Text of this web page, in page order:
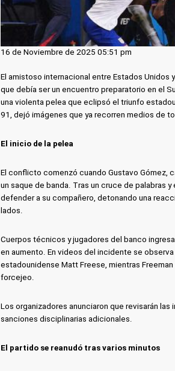
16 de Noviembre de 2025 05:51 pm
El amistoso internacional entre Estados Unidos
que debía ser un encuentro preparatorio en el
una violenta pelea que eclipsó el triunfo
91, dejó imágenes que ya recorren medios de
El inicio de la pelea
El conflicto comenzó cuando Gustavo Gómez,
un saque de banda. Tras un cruce de palabras
defender a su compañero, detonando una
lados.
Cuerpos técnicos y jugadores del banco
en aumento. En videos del incidente se
estadounidense Matt Freese, mientras
forcejeo.
Los organizadores anunciaron que revisarán
sanciones disciplinarias adicionales.
El partido se reanudó tras varios minutos